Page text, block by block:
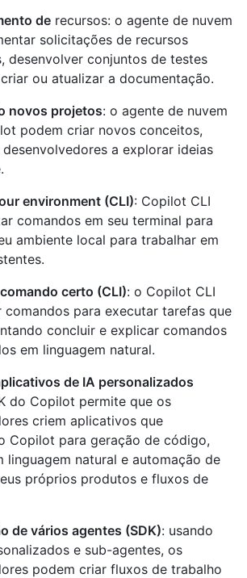
de recursos: o agente de nuvem
solicitações de recursos
desenvolver conjuntos de testes
ou atualizar a documentação.
novos projetos: o agente de nuvem
podem criar novos conceitos,
a explorar ideias
environment (CLI): Copilot CLI
comandos em seu terminal para
ambiente local para trabalhar em
certo (CLI): o Copilot CLI
comandos para executar tarefas que
concluir e explicar comandos
em linguagem natural.
de IA personalizados
do Copilot permite que os
criem aplicativos que
Copilot para geração de código,
linguagem natural e automação de
próprios produtos e fluxos de
de vários agentes (SDK): usando
e sub-agentes, os
podem criar fluxos de trabalho